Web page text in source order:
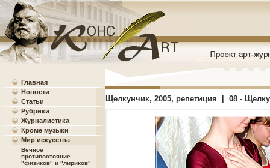
Главная
Новости
Статьи
Рубрики
Журналистика
Кроме музыки
Мир искусства
Вечное
противостояние
"физиков" и "лириков"
Щелкунчик, 2005, репетиция | 08 -